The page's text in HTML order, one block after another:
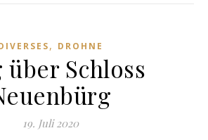
, DROHNE
über Schloss
19. Juli 2020